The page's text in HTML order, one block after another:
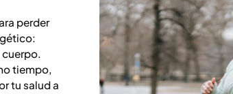
perder
tiempo,
tu salud a